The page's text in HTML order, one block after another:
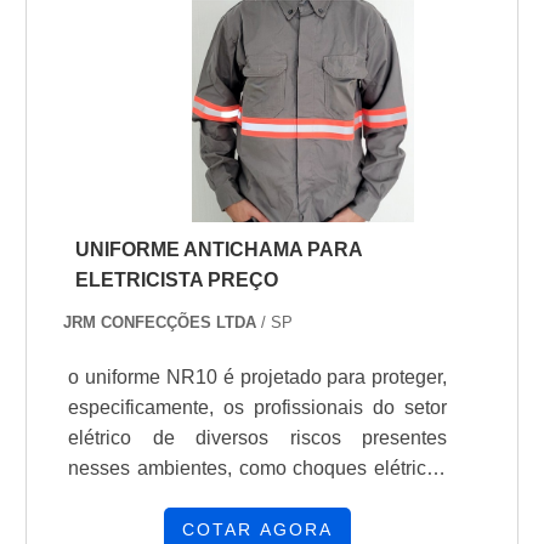
disso,o material deve ser fabricada
seguindo todas as normas e
regulamentações que o mercado exige.
Dessa forma, o colaborador que a utilizar
UNIFORME ANTICHAMA PARA
ELETRICISTA PREÇO
JRM CONFECÇÕES LTDA / SP
o uniforme NR10 é projetado para proteger,
especificamente, os profissionais do setor
elétrico de diversos riscos presentes
nesses ambientes, como choques elétricos
inúmeras vantagens do uso deste uniforme,
COTAR AGORA